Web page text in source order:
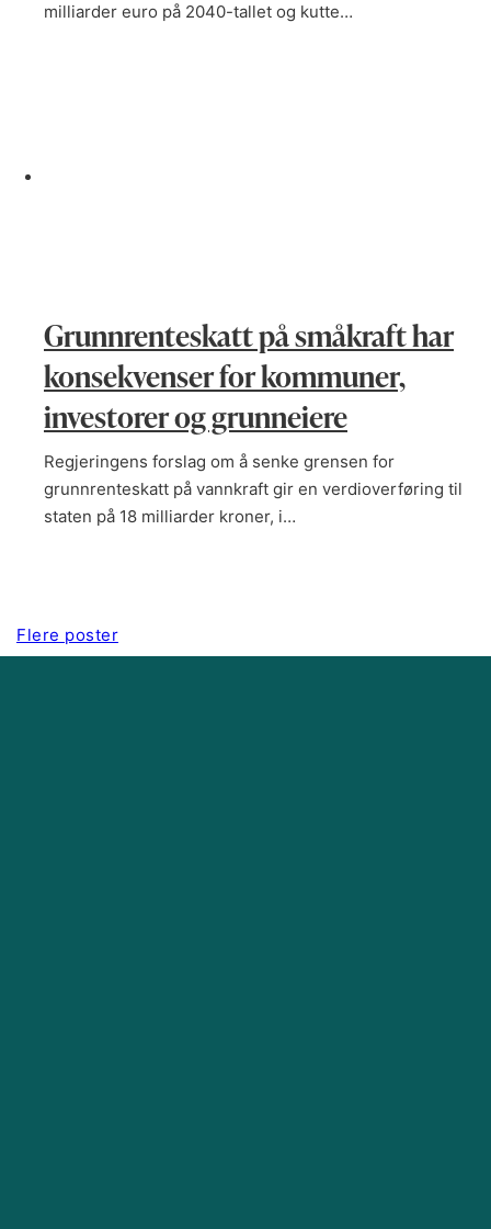
milliarder euro på 2040-tallet og kutte…
Grunnrenteskatt på småkraft har
konsekvenser for kommuner,
investorer og grunneiere
Regjeringens forslag om å senke grensen for
grunnrenteskatt på vannkraft gir en verdioverføring til
staten på 18 milliarder kroner, i…
Flere poster